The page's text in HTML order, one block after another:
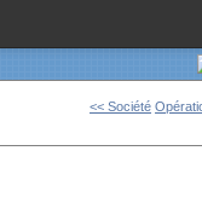
<< Société